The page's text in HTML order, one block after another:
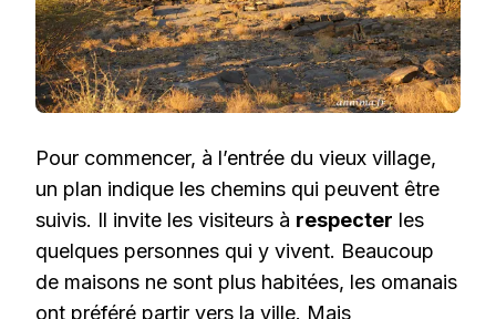
Pour commencer, à l’entrée du vieux village,
un plan indique les chemins qui peuvent être
suivis. Il invite les visiteurs à respecter les
quelques personnes qui y vivent. Beaucoup
de maisons ne sont plus habitées, les omanais
ont préféré partir vers la ville. Mais